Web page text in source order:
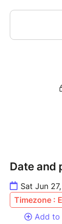
Date and
Sat Jun
Timezone :
Add to